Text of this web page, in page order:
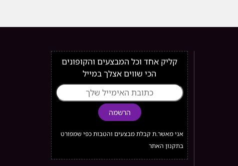
קליק אחד וכל המבצעים והקופונים
הכי שווים אצלך במייל
הרשמה
אני מאשר.ת קבלת מבצעים והטבות כפי שמפורט
בתקנון האתר